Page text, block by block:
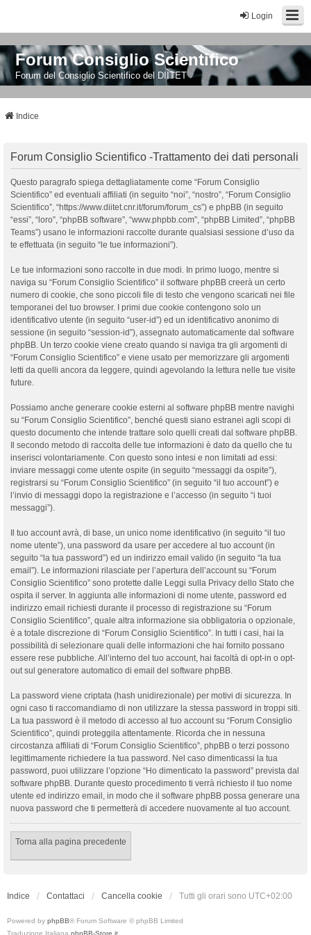
Login
Forum Consiglio Scientifico
Forum del Consiglio Scientifico del DIITET
Indice
Forum Consiglio Scientifico -Trattamento dei dati personali
Questo paragrafo spiega dettagliatamente come “Forum Consiglio
Scientifico” ed eventuali affiliati (in seguito “noi”, “nostro”, “Forum Consiglio
Scientifico”, “https://www.diitet.cnr.it/forum/forum_cs”) e phpBB (in seguito
“essi”, “loro”, “phpBB software”, “www.phpbb.com”, “phpBB Limited”, “phpBB
Teams”) usano le informazioni raccolte durante qualsiasi sessione d’uso da
te effettuata (in seguito “le tue informazioni”).
Le tue informazioni sono raccolte in due modi. In primo luogo, mentre si
naviga su “Forum Consiglio Scientifico” il software phpBB creerà un certo
numero di cookie, che sono piccoli file di testo che vengono scaricati nei file
temporanei del tuo browser. I primi due cookie contengono solo un
identificativo utente (in seguito “user-id”) ed un identificativo anonimo di
sessione (in seguito “session-id”), assegnato automaticamente dal software
phpBB. Un terzo cookie viene creato quando si naviga tra gli argomenti di
“Forum Consiglio Scientifico” e viene usato per memorizzare gli argomenti
letti da quelli ancora da leggere, quindi agevolando la lettura nelle tue visite
future.
Possiamo anche generare cookie esterni al software phpBB mentre navighi
su “Forum Consiglio Scientifico”, benché questi siano estranei agli scopi di
questo documento che intende trattare solo quelli creati dal software phpBB.
Il secondo metodo di raccolta delle tue informazioni è dato da quello che tu
inserisci volontariamente. Con questo sono intesi e non limitati ad essi:
inviare messaggi come utente ospite (in seguito “messaggi da ospite”),
registrarsi su “Forum Consiglio Scientifico” (in seguito “il tuo account”) e
l’invio di messaggi dopo la registrazione e l’accesso (in seguito “i tuoi
messaggi”).
Il tuo account avrà, di base, un unico nome identificativo (in seguito “il tuo
nome utente”), una password da usare per accedere al tuo account (in
seguito “la tua password”) ed un indirizzo email valido (in seguito “la tua
email”). Le informazioni rilasciate per l’apertura dell’account su “Forum
Consiglio Scientifico” sono protette dalle Leggi sulla Privacy dello Stato che
ospita il server. In aggiunta alle informazioni di nome utente, password ed
indirizzo email richiesti durante il processo di registrazione su “Forum
Consiglio Scientifico”, quale altra informazione sia obbligatoria o opzionale,
è a totale discrezione di “Forum Consiglio Scientifico”. In tutti i casi, hai la
possibilità di selezionare quali delle informazioni che hai fornito possano
essere rese pubbliche. All’interno del tuo account, hai facoltà di opt-in o opt-
out sul generatore automatico di email del software phpBB.
La password viene criptata (hash unidirezionale) per motivi di sicurezza. In
ogni caso ti raccomandiamo di non utilizzare la stessa password in troppi siti.
La tua password è il metodo di accesso al tuo account su “Forum Consiglio
Scientifico”, quindi proteggila attentamente. Ricorda che in nessuna
circostanza affiliati di “Forum Consiglio Scientifico”, phpBB o terzi possono
legittimamente richiedere la tua password. Nel caso dimenticassi la tua
password, puoi utilizzare l’opzione “Ho dimenticato la password” prevista dal
software phpBB. Durante questo procedimento ti verrà richiesto il tuo nome
utente ed indirizzo email, in modo che il software phpBB possa generare una
nuova password che ti permetterà di accedere nuovamente al tuo account.
Torna alla pagina precedente
Indice Contattaci Cancella cookie Tutti gli orari sono UTC+02:00
Powered by phpBB® Forum Software © phpBB Limited
Traduzione Italiana phpBB-Store.it